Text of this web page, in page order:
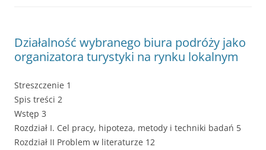
Działalność wybranego biura podróży jako
organizatora turystyki na rynku lokalnym
Streszczenie 1
Spis treści 2
Wstęp 3
Rozdział I. Cel pracy, hipoteza, metody i techniki badań 5
Rozdział II Problem w literaturze 12